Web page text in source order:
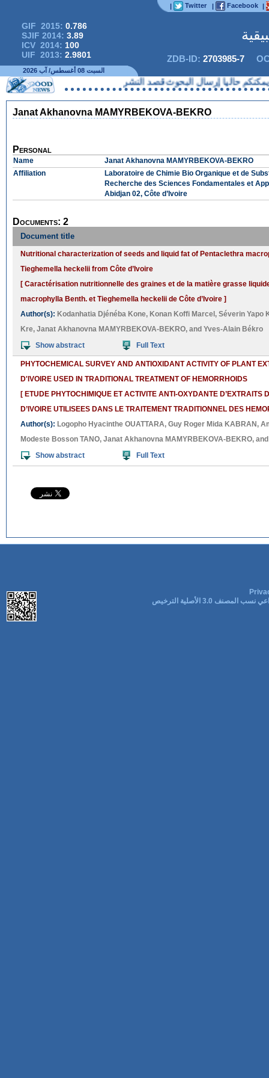
| Twitter | Facebook |
GIF 2015: 0.786
SJIF 2014: 3.89
ICV 2014: 100
UIF 2013: 2.9801 ZDB-ID: 2703985-7
السبت 08 أغسطس/ آب 2026
حاليا إرسال البحوث قصد النشر
Janat Akhanovna MAMYRBEKOVA-BEKRO
Personal
Name
Janat Akhanovna MAMYRBEKOVA-BEKRO
Affiliation
Laboratoire de Chimie Bio Organique et de
Recherche des Sciences Fondamentales et
Abidjan 02, Côte d’Ivoire
Documents: 2
Document title
Nutritional characterization of seeds and liquid fat of Pentaclethra
Tieghemella heckelii from Côte d’Ivoire
[ Caractérisation nutritionnelle des graines et de la matière grasse
macrophylla Benth. et Tieghemella heckelii de Côte d’Ivoire ]
Author(s): Kodanhatia Djénéba Kone, Konan Koffi Marcel , Séverin Yapo
Kre, Janat Akhanovna MAMYRBEKOVA-BEKRO, and Yves-Alain Békro
Show abstract
Full Text
PHYTOCHEMICAL SURVEY AND ANTIOXIDANT ACTIVITY OF PLANT
D'IVOIRE USED IN TRADITIONAL TREATMENT OF HEMORRHOIDS
[ ETUDE PHYTOCHIMIQUE ET ACTIVITE ANTI-OXYDANTE D’EXTRAITS
D’IVOIRE UTILISEES DANS LE TRAITEMENT TRADITIONNEL DES
Author(s): Logopho Hyacinthe OUATTARA, Guy Roger Mida KABRAN ,
Modeste Bosson TANO, Janat Akhanovna MAMYRBEKOVA-BEKRO,
Show abstract
Full Text
المصنف 3.0 الأصلية الترخيص